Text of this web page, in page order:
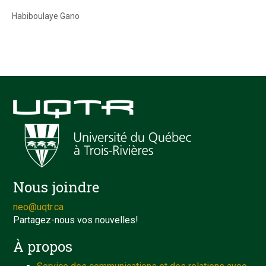
Habiboulaye Gano
Nous joindre
neo@uqtr.ca
Partagez-nous vos nouvelles!
À propos